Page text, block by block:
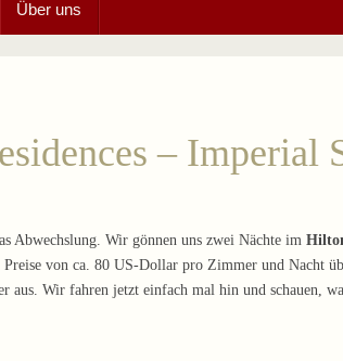
Über uns
– Imperial
Abwechslung. Wir gönnen uns zwei Nächte im
von ca. 80 US-Dollar pro Zimmer und Nacht
Wir fahren jetzt einfach mal hin und schauen,